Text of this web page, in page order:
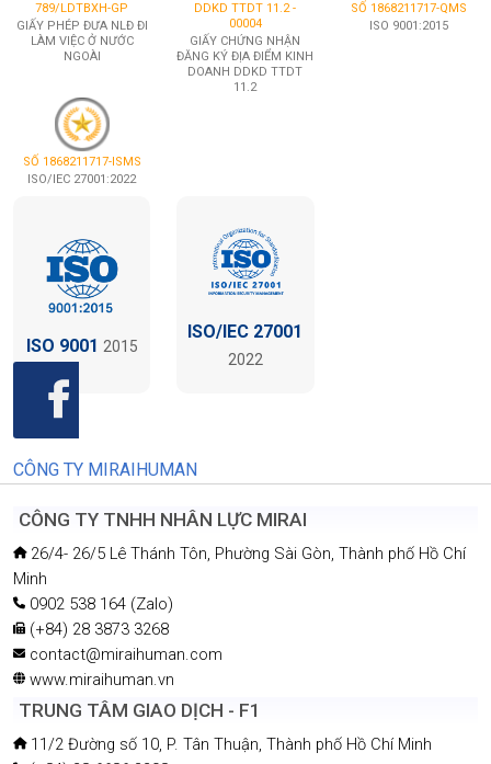
789/LDTBXH-GP
GIẤY PHÉP ĐƯA NLĐ ĐI
LÀM VIỆC Ở NƯỚC
NGOÀI
DDKD TTDT 11.2 -
00004
GIẤY CHỨNG NHẬN
ĐĂNG KÝ ĐỊA ĐIỂM KINH
DOANH DDKD TTDT
11.2
SỐ 1868211717-QMS
ISO 9001:2015
SỐ 1868211717-ISMS
ISO/IEC 27001:2022
ISO 9001 2015
ISO/IEC 27001
2022
CÔNG TY MIRAIHUMAN
CÔNG TY TNHH NHÂN LỰC MIRAI
26/4- 26/5 Lê Thánh Tôn, Phường Sài Gòn, Thành phố Hồ Chí
Minh
0902 538 164 (Zalo)
(+84) 28 3873 3268
contact@miraihuman.com
www.miraihuman.vn
TRUNG TÂM GIAO DỊCH - F1
11/2 Đường số 10, P. Tân Thuận, Thành phố Hồ Chí Minh